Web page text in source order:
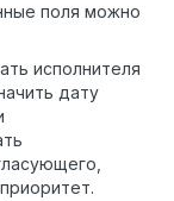
поля можно
исполнителя
дату